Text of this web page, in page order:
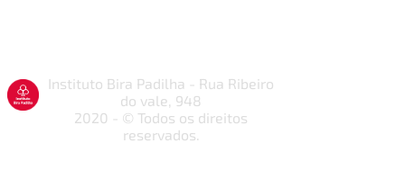
Instituto Bira Padilha - Rua Ribeiro
do vale, 948
2020 - © Todos os direitos
reservados.